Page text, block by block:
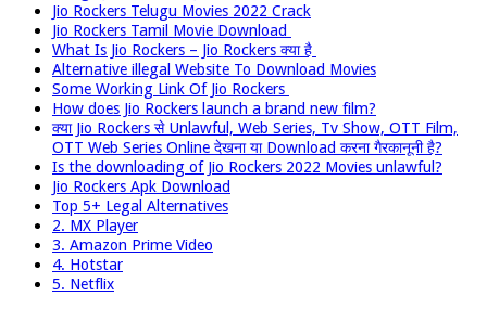
Jio Rockers Telugu Movies 2022 Crack
Jio Rockers Tamil Movie Download
What Is Jio Rockers – Jio Rockers क्या है
Alternative illegal Website To Download Movies
Some Working Link Of Jio Rockers
How does Jio Rockers launch a brand new film?
क्या Jio Rockers से Unlawful, Web Series, Tv Show, OTT Film,
OTT Web Series Online देखना या Download करना गैरकानूनी है?
Is the downloading of Jio Rockers 2022 Movies unlawful?
Jio Rockers Apk Download
Top 5+ Legal Alternatives
2. MX Player
3. Amazon Prime Video
4. Hotstar
5. Netflix